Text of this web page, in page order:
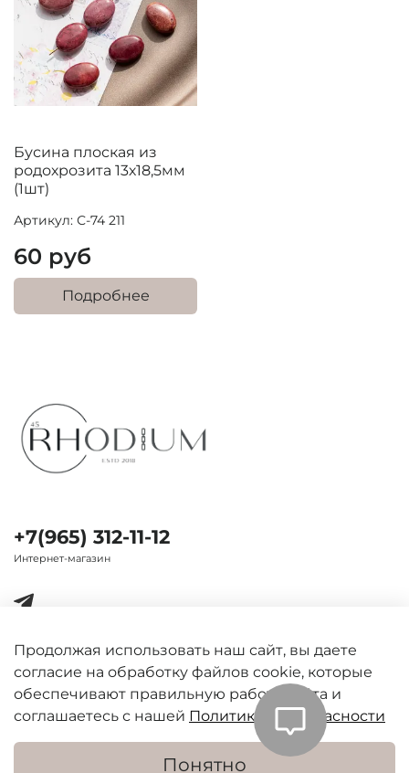
Бусина плоская из
родохрозита 13х18,5мм
(1шт)
Артикул: С-74 211
60 руб
Подробнее
Важная информация
+7(965) 312-11-12
Интернет-магазин
Продолжая использовать наш сайт, вы даете
согласие на обработку файлов cookie, которые
обеспечивают правильную работу сайта и
соглашаетесь с нашей Политикой безопасности
Понятно